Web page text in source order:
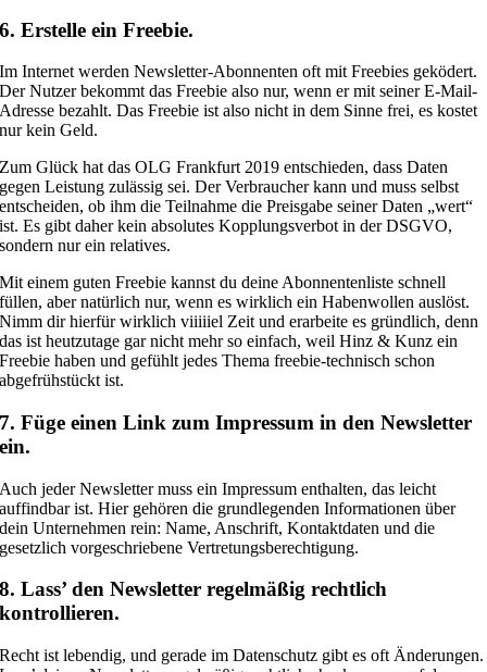
6. Erstelle ein Freebie.
Im Internet werden Newsletter-Abonnenten oft mit Freebies geködert.
Der Nutzer bekommt das Freebie also nur, wenn er mit seiner E-Mail-
Adresse bezahlt. Das Freebie ist also nicht in dem Sinne frei, es kostet
nur kein Geld.
Zum Glück hat das OLG Frankfurt 2019 entschieden, dass Daten
gegen Leistung zulässig sei. Der Verbraucher kann und muss selbst
entscheiden, ob ihm die Teilnahme die Preisgabe seiner Daten „wert“
ist. Es gibt daher kein absolutes Kopplungsverbot in der DSGVO,
sondern nur ein relatives.
Mit einem guten Freebie kannst du deine Abonnentenliste schnell
füllen, aber natürlich nur, wenn es wirklich ein Habenwollen auslöst.
Nimm dir hierfür wirklich viiiiiel Zeit und erarbeite es gründlich, denn
das ist heutzutage gar nicht mehr so einfach, weil Hinz & Kunz ein
Freebie haben und gefühlt jedes Thema freebie-technisch schon
abgefrühstückt ist.
7. Füge einen Link zum Impressum in den Newsletter
ein.
Auch jeder Newsletter muss ein Impressum enthalten, das leicht
auffindbar ist. Hier gehören die grundlegenden Informationen über
dein Unternehmen rein: Name, Anschrift, Kontaktdaten und die
gesetzlich vorgeschriebene Vertretungsberechtigung.
8. Lass’ den Newsletter regelmäßig rechtlich
kontrollieren.
Recht ist lebendig, und gerade im Datenschutz gibt es oft Änderungen.